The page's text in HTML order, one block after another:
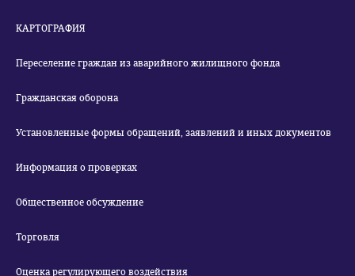
КАРТОГРАФИЯ
Переселение граждан из аварийного жилищного фонда
Гражданская оборона
Установленные формы обращений, заявлений и иных документов
Информация о проверках
Общественное обсуждение
Торговля
Оценка регулирующего воздействия